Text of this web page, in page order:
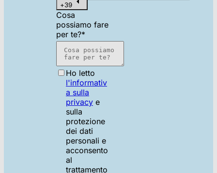
+39
Cosa
possiamo fare
per te?*
Ho letto
l'informativ
a sulla
privacy e
sulla
protezione
dei dati
personali e
acconsento
al
trattamento